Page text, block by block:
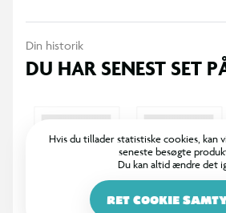
Din historik
DU HAR SENEST SET
Hvis du tillader statistiske cookies, kan
seneste besøgte
Du kan altid ændre det
RET COOKIE